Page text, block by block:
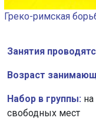
Греко-римская
Занятия
Возраст
Набор в группы:
свободных мест